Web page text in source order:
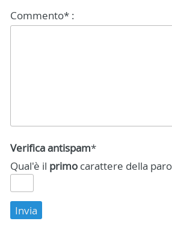
Commento* :
Verifica antispam*
Qual'è il primo carattere della